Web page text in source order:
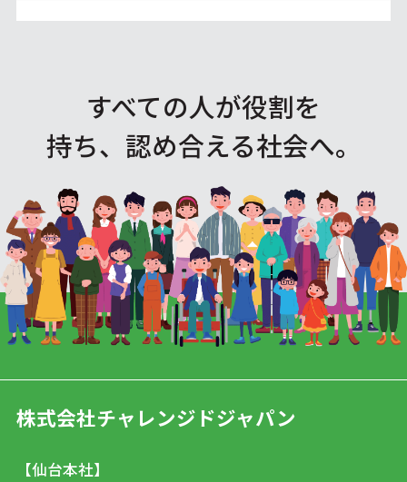
すべての人が役割を
持ち、認め合える社会へ。
株式会社チャレンジドジャパン
【仙台本社】